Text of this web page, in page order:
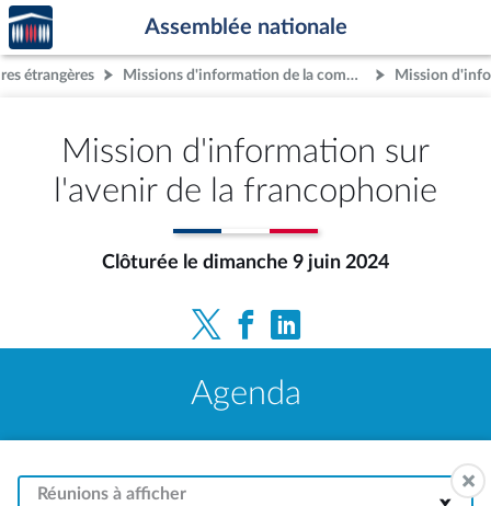
Aller au contenu
Aller en bas de la page
Accèder
à la
page
d'accueil
Assemblée nationale
étrangères Missions d'information de la commission
Mission d'information sur
l'avenir de la francophonie
Clôturée le dimanche 9 juin 2024
Agenda
Réunions à afficher